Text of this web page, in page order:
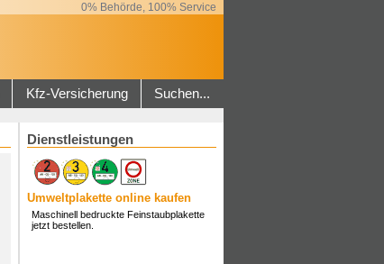
0% Behörde, 100% Service
Kfz-Versicherung Suchen...
Dienstleistungen
Umweltplakette online kaufen
Maschinell bedruckte Feinstaubplakette
jetzt bestellen.